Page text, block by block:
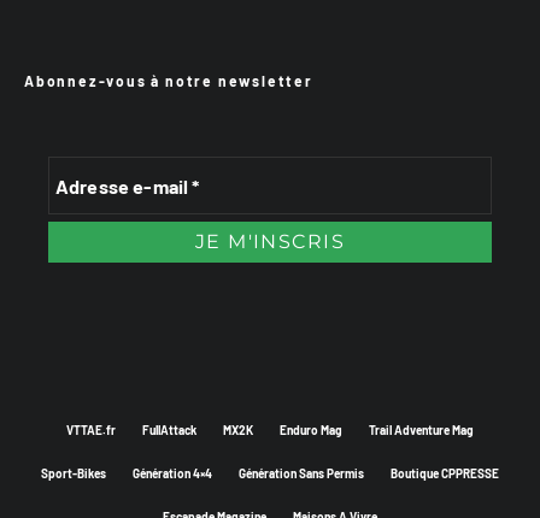
Abonnez-vous à notre newsletter
VTTAE.fr FullAttack MX2K Enduro Mag Trail Adventure Mag
Sport-Bikes Génération 4×4 Génération Sans Permis Boutique CPPRESSE